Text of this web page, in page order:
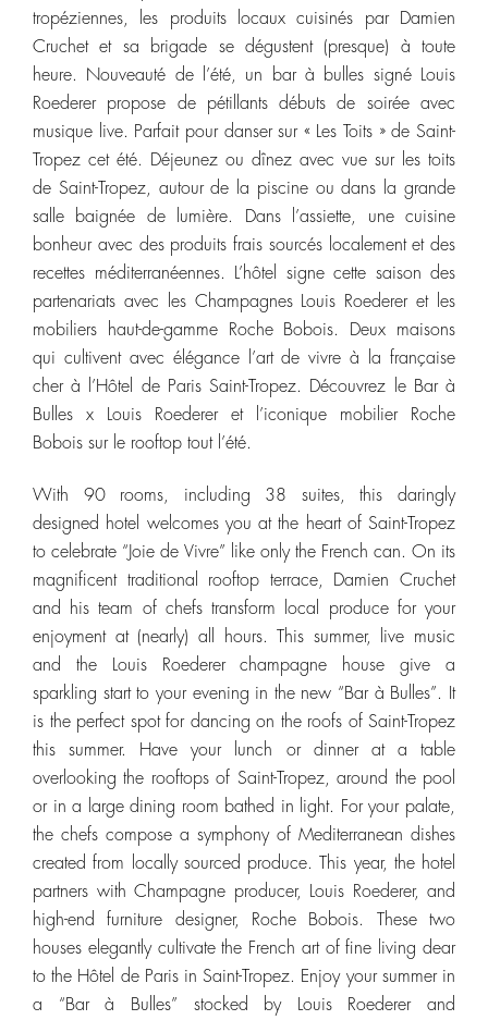
tropéziennes, les produits locaux cuisinés par Damien
Cruchet et sa brigade se dégustent (presque) à toute
heure. Nouveauté de l’été, un bar à bulles signé Louis
Roederer propose de pétillants débuts de soirée avec
musique live. Parfait pour danser sur « Les Toits » de Saint-
Tropez cet été. Déjeunez ou dînez avec vue sur les toits
de Saint-Tropez, autour de la piscine ou dans la grande
salle baignée de lumière. Dans l’assiette, une cuisine
bonheur avec des produits frais sourcés localement et des
recettes méditerranéennes. L’hôtel signe cette saison des
partenariats avec les Champagnes Louis Roederer et les
mobiliers haut-de-gamme Roche Bobois. Deux maisons
qui cultivent avec élégance l’art de vivre à la française
cher à l’Hôtel de Paris Saint-Tropez. Découvrez le Bar à
Bulles x Louis Roederer et l’iconique mobilier Roche
Bobois sur le rooftop tout l’été.
With 90 rooms, including 38 suites, this daringly
designed hotel welcomes you at the heart of Saint-Tropez
to celebrate “Joie de Vivre” like only the French can. On its
magnificent traditional rooftop terrace, Damien Cruchet
and his team of chefs transform local produce for your
enjoyment at (nearly) all hours. This summer, live music
and the Louis Roederer champagne house give a
sparkling start to your evening in the new “Bar à Bulles”. It
is the perfect spot for dancing on the roofs of Saint-Tropez
this summer. Have your lunch or dinner at a table
overlooking the rooftops of Saint-Tropez, around the pool
or in a large dining room bathed in light. For your palate,
the chefs compose a symphony of Mediterranean dishes
created from locally sourced produce. This year, the hotel
partners with Champagne producer, Louis Roederer, and
high-end furniture designer, Roche Bobois. These two
houses elegantly cultivate the French art of fine living dear
to the Hôtel de Paris in Saint-Tropez. Enjoy your summer in
a “Bar à Bulles” stocked by Louis Roederer and